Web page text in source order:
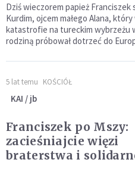
Dziś wieczorem papież Franciszek
Kurdim, ojcem małego Alana,
katastrofie na tureckim wybrzeżu
rodziną próbował dotrzeć do
5 lat temu KOŚCIÓŁ
KAI / jb
Franciszek po Mszy:
zacieśniajcie więzi
braterstwa i